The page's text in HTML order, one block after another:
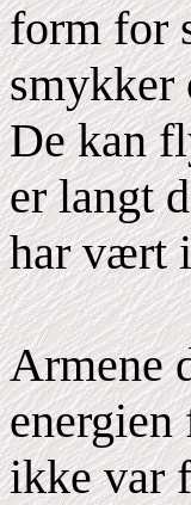
form for
smykker
De kan
er langt
har vært
Armene
energien
ikke var